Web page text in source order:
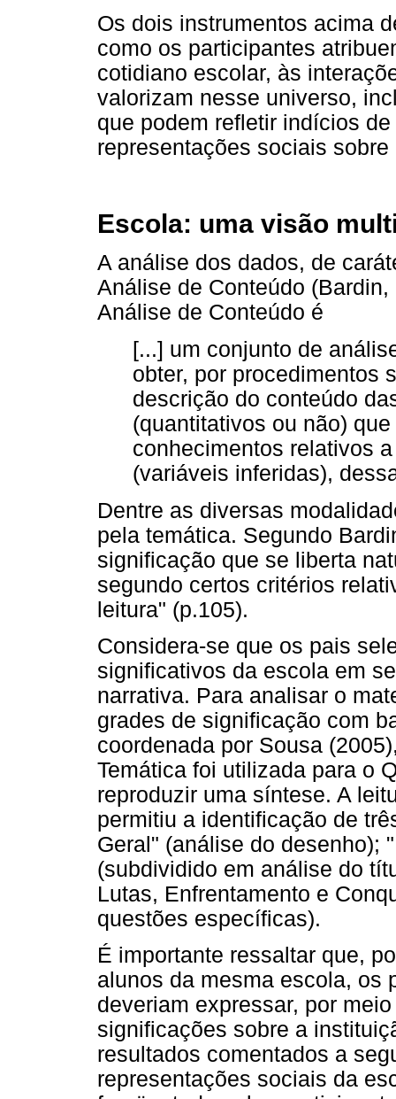
Os dois instrumentos acima
como os participantes
cotidiano escolar, às
valorizam nesse universo,
que podem refletir indícios
representações sociais sobre
Escola: uma visão
A análise dos dados, de
Análise de Conteúdo
Análise de Conteúdo é
[...] um conjunto de
obter, por procedimentos
descrição do conteúdo
(quantitativos ou não)
conhecimentos relativos
(variáveis inferidas),
Dentre as diversas
pela temática. Segundo
significação que se liberta
segundo certos critérios
leitura" (p.105).
Considera-se que os pais
significativos da escola em
narrativa. Para analisar o
grades de significação com
coordenada por Sousa
Temática foi utilizada para o
reproduzir uma síntese. A
permitiu a identificação de
Geral" (análise do desenho);
(subdividido em análise do
Lutas, Enfrentamento e
questões específicas).
É importante ressaltar que,
alunos da mesma escola, os
deveriam expressar, por
significações sobre a
resultados comentados a
representações sociais da